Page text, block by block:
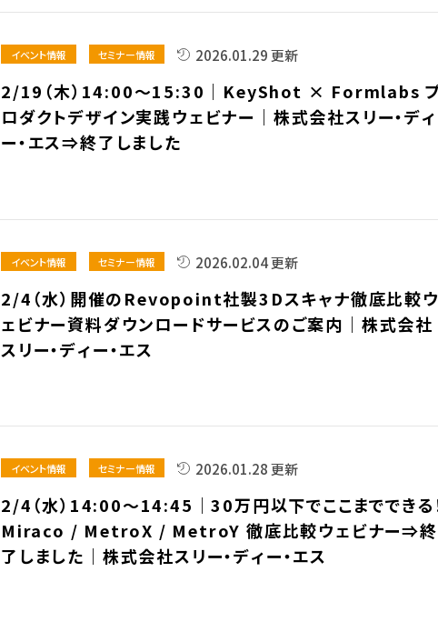
イベント情報 セミナー情報 2026.01.29 更新
2/19（木）14:00～15:30｜KeyShot × Formlabs
ロダクトデザイン実践ウェビナー｜株式会社スリー・ディ
ー・エス⇒終了しました
イベント情報 セミナー情報 2026.02.04 更新
2/4（水）開催のRevopoint社製3Dスキャナ徹底比較
ェビナー資料ダウンロードサービスのご案内｜株式会社
スリー・ディー・エス
イベント情報 セミナー情報 2026.01.28 更新
2/4（水）14:00～14:45｜30万円以下でここまでできる
Miraco / MetroX / MetroY 徹底比較ウェビナー⇒終
了しました｜株式会社スリー・ディー・エス